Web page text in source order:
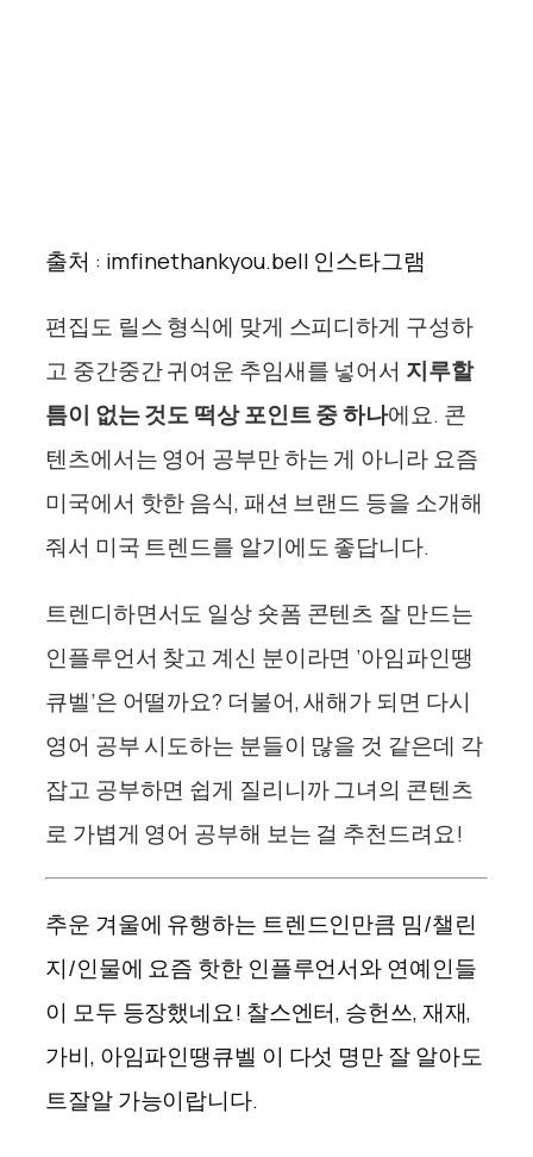
출처 : imfinethankyou.bell 인스타그램
편집도 릴스 형식에 맞게 스피디하게 구성하
고 중간중간 귀여운 추임새를 넣어서 지루할
틈이 없는 것도 떡상 포인트 중 하나에요. 콘
텐츠에서는 영어 공부만 하는 게 아니라 요즘
미국에서 핫한 음식, 패션 브랜드 등을 소개해
줘서 미국 트렌드를 알기에도 좋답니다.
트렌디하면서도 일상 숏폼 콘텐츠 잘 만드는
인플루언서 찾고 계신 분이라면 ‘아임파인땡
큐벨’은 어떨까요? 더불어, 새해가 되면 다시
영어 공부 시도하는 분들이 많을 것 같은데 각
잡고 공부하면 쉽게 질리니까 그녀의 콘텐츠
로 가볍게 영어 공부해 보는 걸 추천드려요!
추운 겨울에 유행하는 트렌드인만큼 밈/챌린
지/인물에 요즘 핫한 인플루언서와 연예인들
이 모두 등장했네요! 찰스엔터, 승헌쓰, 재재,
가비, 아임파인땡큐벨 이 다섯 명만 잘 알아도
트잘알 가능이랍니다.